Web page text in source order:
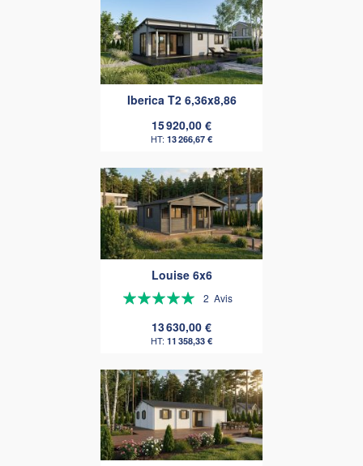
Iberica T2 6,36x8,86
15 920,00 €
13 266,67 €
Louise 6x6
Évaluation:
2 Avis
13 630,00 €
11 358,33 €